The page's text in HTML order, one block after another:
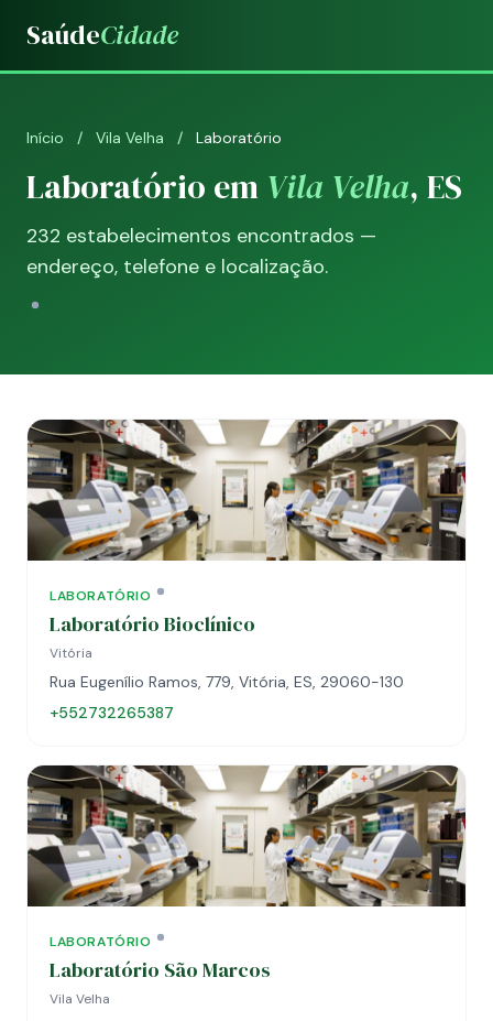
SaúdeCidade
Início / Vila Velha / Laboratório
Laboratório em Vila Velha, ES
232 estabelecimentos encontrados —
endereço, telefone e localização.
LABORATÓRIO
Laboratório Bioclínico
Vitória
Rua Eugenílio Ramos, 779, Vitória, ES, 29060-130
+552732265387
LABORATÓRIO
Laboratório São Marcos
Vila Velha